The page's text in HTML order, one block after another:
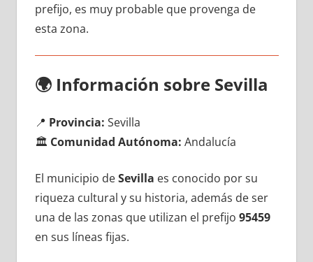
prefijo, es muy probable quе provenga dе
esta zona.
🌍 Información sobre Sevilla
📍 Provincia: Sevilla
🏛️ Comunidad Autónoma: Andalucía
El municipio dеSevilla es conocido pοr su
riqueza cultural у su historia, además dе ser
una dе las zonas quе utilizan el prefijo 95459
en sus líneas fijas.